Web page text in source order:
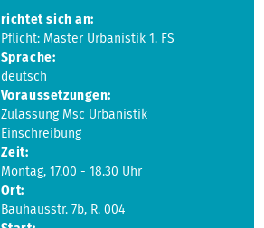
richtet sich an:
Pflicht: Master Urbanistik 1. FS
Sprache:
deutsch
Voraussetzungen:
Zulassung Msc Urbanistik
Einschreibung
Zeit:
Montag, 17.00 - 18.30 Uhr
Ort:
Bauhausstr. 7b, R. 004